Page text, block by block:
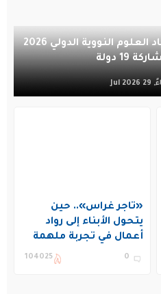
المملكة تستضيف أولمبياد العلوم النووية الدولي 2026
19 دولة
«تاجر غراس».. حين
يتحول الأبناء إلى رواد
أعمال في تجربة ملهمة
بنادي غراس الصيفي
0
104025